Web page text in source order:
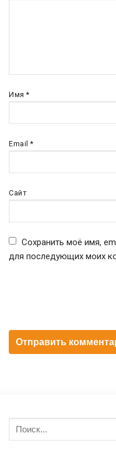
Имя*
Email*
Сайт
Сохранить моё имя,
для последующих моих
Искать: